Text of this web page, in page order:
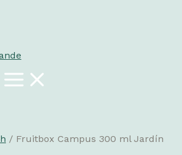
/ Fruitbox Campus 300 ml Jardín